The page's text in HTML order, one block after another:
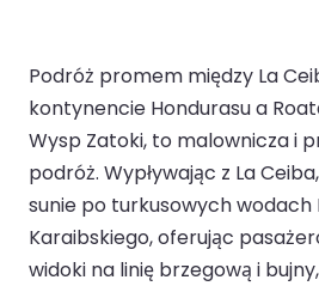
Podróż promem między La
kontynencie Hondurasu a
Wysp Zatoki, to malownicza i
podróż. Wypływając z La
sunie po turkusowych wodach
Karaibskiego, oferując
widoki na linię brzegową i